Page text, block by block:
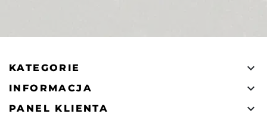
KATEGORIE 
INFORMACJA 
PANEL KLIENTA 